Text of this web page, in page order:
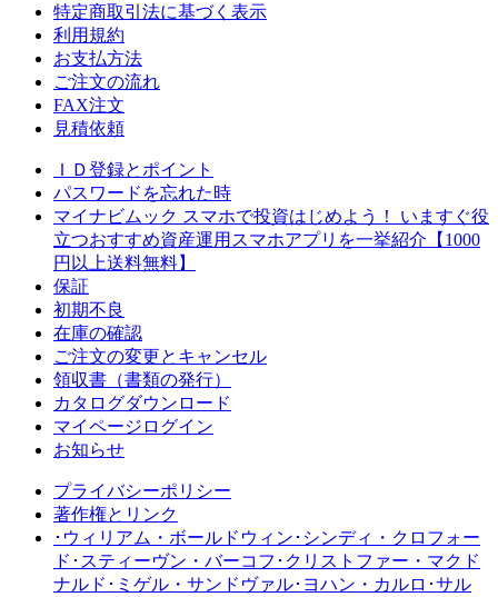
特定商取引法に基づく表示
利用規約
お支払方法
ご注文の流れ
FAX注文
見積依頼
ＩＤ登録とポイント
パスワードを忘れた時
マイナビムック スマホで投資はじめよう！ いますぐ役
立つおすすめ資産運用スマホアプリを一挙紹介【1000
円以上送料無料】
保証
初期不良
在庫の確認
ご注文の変更とキャンセル
領収書（書類の発行）
カタログダウンロード
マイページログイン
お知らせ
プライバシーポリシー
著作権とリンク
･ウィリアム・ボールドウィン･シンディ・クロフォー
ド･スティーヴン・バーコフ･クリストファー・マクド
ナルド･ミゲル・サンドヴァル･ヨハン・カルロ･サル